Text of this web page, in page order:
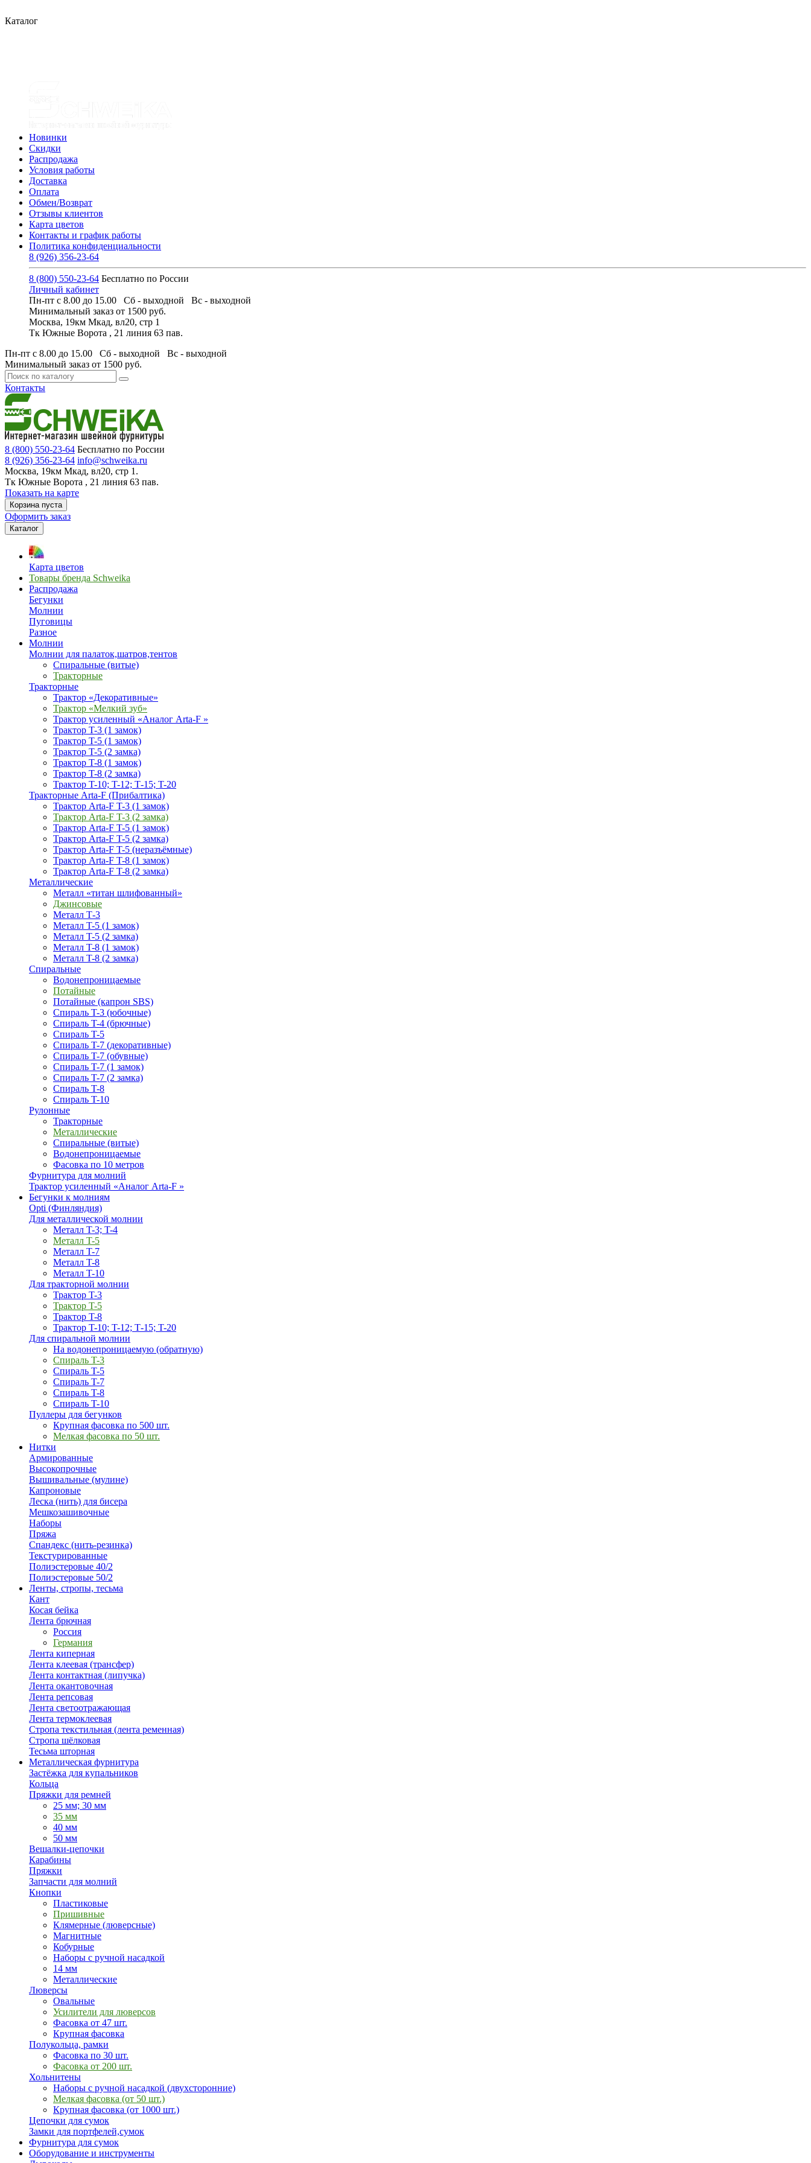
Каталог
Новинки
Скидки
Распродажа
Условия работы
Доставка
Оплата
Обмен/Возврат
Отзывы клиентов
Карта цветов
Контакты и график работы
Политика конфиденциальности
8 (926) 356-23-64
8 (800) 550-23-64 Бесплатно по России
Личный кабинет
Пн-пт с 8.00 до 15.00 Сб - выходной Вс - выходной
Минимальный заказ от 1500 руб.
Москва, 19км Мкад, вл20, стр 1
Тк Южные Ворота , 21 линия 63 пав.
Пн-пт с 8.00 до 15.00 Сб - выходной Вс - выходной
Минимальный заказ от 1500 руб.
Контакты
8 (800) 550-23-64 Бесплатно по России
8 (926) 356-23-64 info@schweika.ru
Москва, 19км Мкад, вл20, стр 1.
Тк Южные Ворота , 21 линия 63 пав.
Показать на карте
Корзина пуста
Оформить заказ
Каталог
Карта цветов
Товары бренда Schweika
Распродажа
Бегунки
Молнии
Пуговицы
Разное
Молнии
Молнии для палаток,шатров,тентов
Спиральные (витые)
Тракторные
Тракторные
Трактор «Декоративные»
Трактор «Мелкий зуб»
Трактор усиленный «Аналог Arta-F »
Трактор T-3 (1 замок)
Трактор T-5 (1 замок)
Трактор T-5 (2 замка)
Трактор T-8 (1 замок)
Трактор T-8 (2 замка)
Трактор T-10; T-12; Т-15; T-20
Тракторные Arta-F (Прибалтика)
Трактор Arta-F T-3 (1 замок)
Трактор Arta-F T-3 (2 замка)
Трактор Arta-F T-5 (1 замок)
Трактор Arta-F T-5 (2 замка)
Трактор Arta-F T-5 (неразъёмные)
Трактор Arta-F T-8 (1 замок)
Трактор Arta-F T-8 (2 замка)
Металлические
Металл «титан шлифованный»
Джинсовые
Металл Т-3
Металл T-5 (1 замок)
Металл T-5 (2 замка)
Металл T-8 (1 замок)
Металл T-8 (2 замка)
Спиральные
Водонепроницаемые
Потайные
Потайные (капрон SBS)
Спираль T-3 (юбочные)
Спираль T-4 (брючные)
Спираль T-5
Спираль T-7 (декоративные)
Спираль T-7 (обувные)
Спираль T-7 (1 замок)
Спираль T-7 (2 замка)
Спираль T-8
Спираль T-10
Рулонные
Тракторные
Металлические
Спиральные (витые)
Водонепроницаемые
Фасовка по 10 метров
Фурнитура для молний
Трактор усиленный «Аналог Arta-F »
Бегунки к молниям
Opti (Финляндия)
Для металлической молнии
Металл T-3; T-4
Металл T-5
Металл T-7
Металл T-8
Металл T-10
Для тракторной молнии
Трактор T-3
Трактор T-5
Трактор T-8
Трактор T-10; T-12; Т-15; T-20
Для спиральной молнии
На водонепроницаемую (обратную)
Спираль T-3
Спираль T-5
Спираль T-7
Спираль T-8
Спираль T-10
Пуллеры для бегунков
Крупная фасовка по 500 шт.
Мелкая фасовка по 50 шт.
Нитки
Армированные
Высокопрочные
Вышивальные (мулине)
Капроновые
Леска (нить) для бисера
Мешкозашивочные
Наборы
Пряжа
Спандекс (нить-резинка)
Текстурированные
Полиэстеровые 40/2
Полиэстеровые 50/2
Ленты, стропы, тесьма
Кант
Косая бейка
Лента брючная
Россия
Германия
Лента киперная
Лента клеевая (трансфер)
Лента контактная (липучка)
Лента окантовочная
Лента репсовая
Лента светоотражающая
Лента термоклеевая
Стропа текстильная (лента ременная)
Стропа шёлковая
Тесьма шторная
Металлическая фурнитура
Застёжка для купальников
Кольца
Пряжки для ремней
25 мм; 30 мм
35 мм
40 мм
50 мм
Вешалки-цепочки
Карабины
Пряжки
Запчасти для молний
Кнопки
Пластиковые
Пришивные
Клямерные (люверсные)
Магнитные
Кобурные
Наборы с ручной насадкой
14 мм
Металлические
Люверсы
Овальные
Усилители для люверсов
Фасовка от 47 шт.
Крупная фасовка
Полукольца, рамки
Фасовка по 30 шт.
Фасовка от 200 шт.
Хольнитены
Наборы с ручной насадкой (двухсторонние)
Мелкая фасовка (от 50 шт.)
Крупная фасовка (от 1000 шт.)
Цепочки для сумок
Замки для портфелей,сумок
Фурнитура для сумок
Оборудование и инструменты